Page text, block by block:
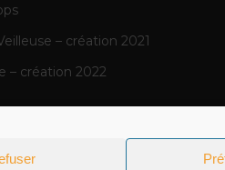
– création 2021
– création 2022